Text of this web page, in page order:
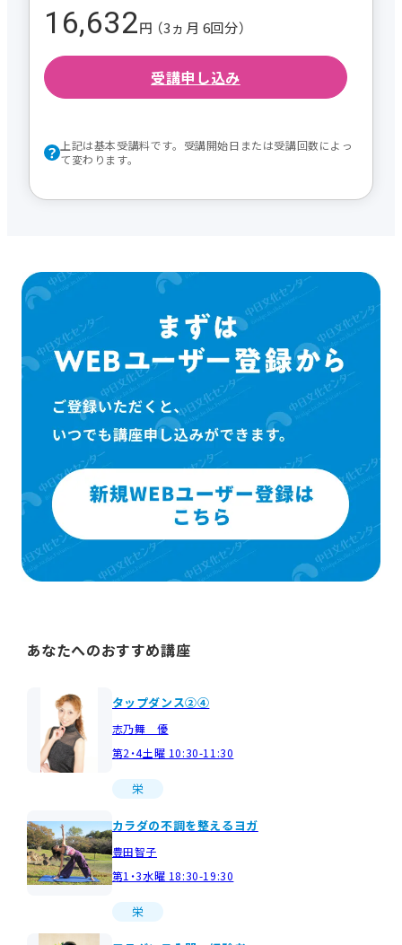
16,632円 （3ヵ月 6回分）
受講申し込み
上記は基本受講料です。受講開始日または受講回数によっ
て変わります。
あなたへのおすすめ講座
タップダンス②④
志乃舞 優
第2・4土曜 10:30-11:30
栄
カラダの不調を整えるヨガ
豊田智子
第1・3水曜 18:30-19:30
栄